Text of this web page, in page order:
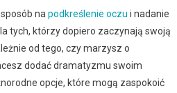
na podkreślenie oczu i nadanie
tych, którzy dopiero zaczynają swoją
od tego, czy marzysz o
dodać dramatyzmu swoim
opcje, które mogą zaspokoić